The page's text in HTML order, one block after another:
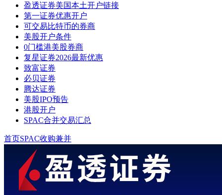
盈透证券美国本土开户链接
第一证券优惠开户
可交易比特币的券商
美股开户条件
0门槛港美股券商
复星证券2026最新优惠
致富证券
必贝证券
腾达证券
美股IPO预告
港股开户
SPAC合并交易汇总
首页SPAC收购兼并